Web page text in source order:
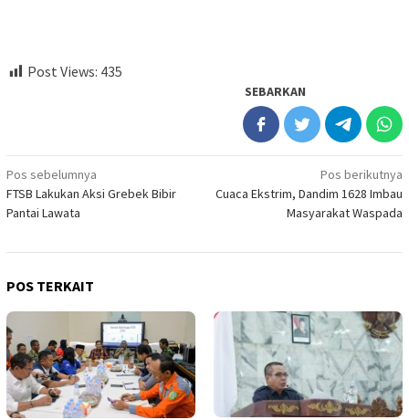
Post Views: 435
SEBARKAN
Navigasi
pos
Pos sebelumnya
FTSB Lakukan Aksi Grebek Bibir
Pantai Lawata
Pos berikutnya
Cuaca Ekstrim, Dandim 1628 Imbau
Masyarakat Waspada
POS TERKAIT